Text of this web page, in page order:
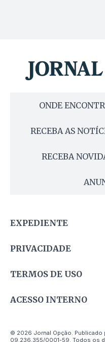
ONDE
RECEBA AS
RECEBA
EXPEDIENTE
PRIVACIDADE
TERMOS DE USO
ACESSO INTERNO
© 2026 Jornal Opção. Publicado
09.236.355/0001-59. Todos os